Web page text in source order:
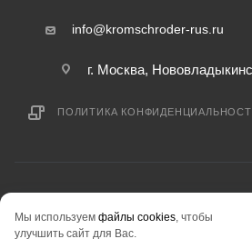
info@kromschroder-rus.ru
г. Москва,
ПОЛИТИКА
информация на сайте «kromschroder-rus.ru» не
Мы используем файлы cookies, чтобы
улучшить сайт для Вас.